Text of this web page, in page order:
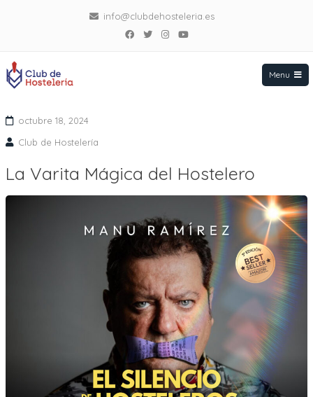
al
contenido
info@clubdehosteleria.es
Facebook
TwitterInstagramYouTube
Menu
octubre 18, 2024
Club de Hostelería
La Varita Mágica del Hostelero